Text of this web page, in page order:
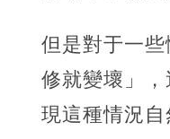
但是對于一
修就變壞」
現這種情況